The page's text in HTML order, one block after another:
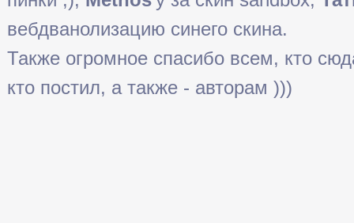
вебдванолизацию синего скина.
Также огромное спасибо всем, кто
кто постил, а также - авторам )))